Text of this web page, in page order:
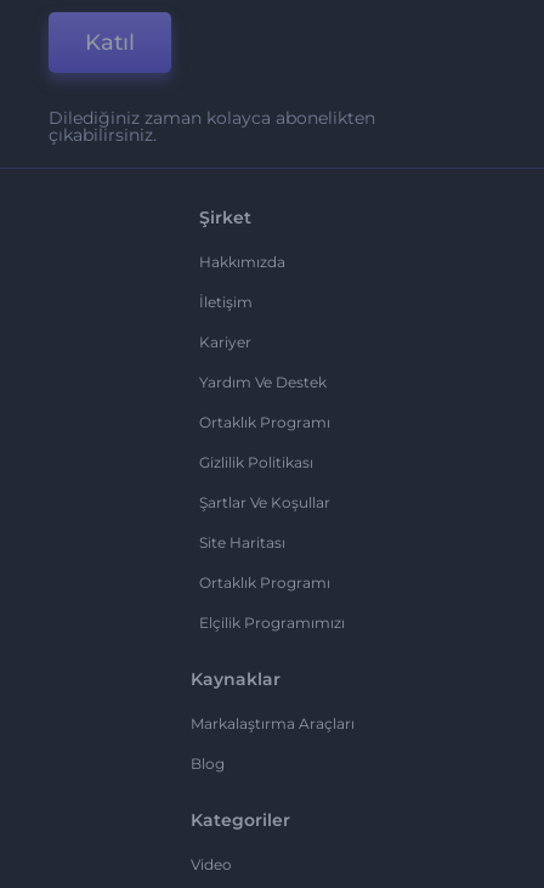
Katıl
Dilediğiniz zaman kolayca abonelikten
çıkabilirsiniz.
Şirket
Hakkımızda
İletişim
Kariyer
Yardım Ve Destek
Ortaklık Programı
Gizlilik Politikası
Şartlar Ve Koşullar
Site Haritası
Ortaklık Programı
Elçilik Programımızı
Kaynaklar
Markalaştırma Araçları
Blog
Kategoriler
Video